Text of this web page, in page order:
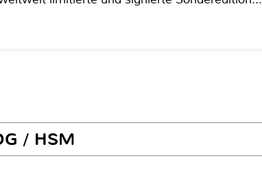
/ HSM